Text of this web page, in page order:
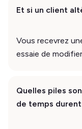
Et si un client
Vous recevrez
essaie de
Quelles piles
de temps